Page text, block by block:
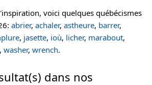
voici quelques québécismes
abrier, achaler, astheure, barrer,
, jasette, ioù, licher, marabout,
, washer, wrench.
dans nos